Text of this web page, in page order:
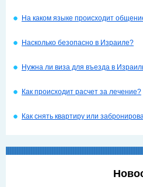
На каком языке происходит
Насколько безопасно в Израиле?
Нужна ли виза для въезда в
Как происходит расчет за лечение?
Как снять квартиру или